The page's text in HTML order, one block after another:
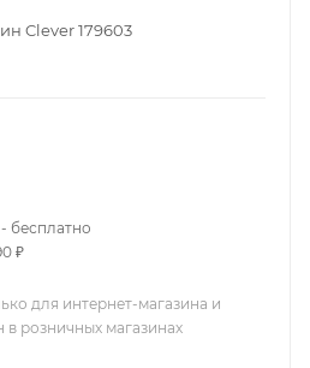
Clever 179603
бесплатно
₽
для интернет-магазина и
в розничных магазинах